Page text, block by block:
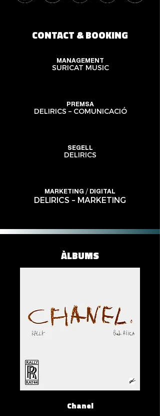
CONTACT & BOOKING
MANAGEMENT
SURICAT MUSIC
PREMSA
DELIRICS – COMUNICACIÓ
SEGELL
DELIRICS
MARKETING / DIGITAL
DELIRICS – MARKETING
ÀLBUMS
Chanel